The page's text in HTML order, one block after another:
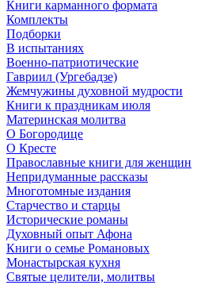
Книги карманного формата
Комплекты
Подборки
В испытаниях
Военно-патриотические
Гавриил (Ургебадзе)
Жемчужины духовной мудрости
Книги к праздникам июля
Материнская молитва
О Богородице
О Кресте
Православные книги для женщин
Непридуманные рассказы
Многотомные издания
Старчество и старцы
Исторические романы
Духовный опыт Афона
Книги о семье Романовых
Монастырская кухня
Святые целители, молитвы